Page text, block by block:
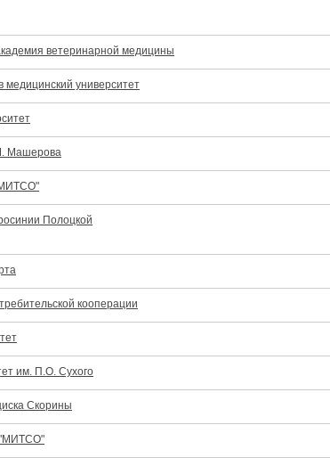
ветеринарной медицины
медицинский университет
Машерова
Полоцкой
кооперации
им. П.О. Сухого
Скорины
"МИТСО"